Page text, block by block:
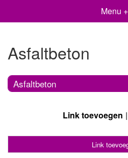
Menu +
Asfaltbeton
Asfaltbeton
Link toevoegen
Link